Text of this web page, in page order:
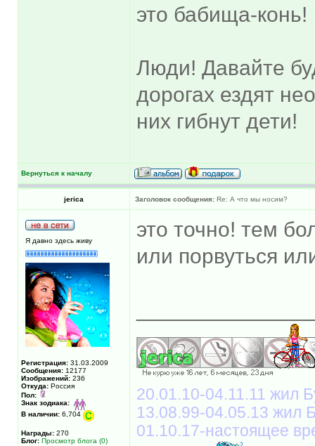
это бабища-конь!
Люди! Давайте
дорогах ездят
них гибнут дети!
Вернуться к началу
jerica Заголовок сообщения: Re: А что мы носим?
Я давно здесь живу
Регистрация: 31.03.2009
Сообщения: 12177
Изображений: 236
Откуда: Россия
Пол:
Знак зодиака:
В наличии: 6,704
Награды: 270
Блог: Просмотр блога (0)
это точно! тем
или порвуться
20.01.10-04.11.11 жил
13.08.99-04.05.13 жил
01.10.17-настоящее